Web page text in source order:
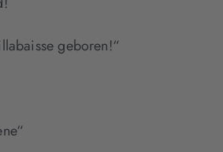
geboren!“